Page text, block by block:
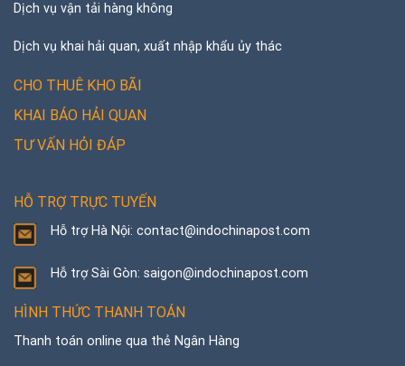
Dịch vụ vận tải hàng không
Dịch vụ khai hải quan, xuất nhập khẩu ủy thác
CHO THUÊ KHO BÃI
KHAI BÁO HẢI QUAN
TƯ VẤN HỎI ĐÁP
HỖ TRỢ TRỰC TUYẾN
Hỗ trợ Hà Nội: contact@indochinapost.com
Hỗ trợ Sài Gòn: saigon@indochinapost.com
HÌNH THỨC THANH TOÁN
Thanh toán online qua thẻ Ngân Hàng